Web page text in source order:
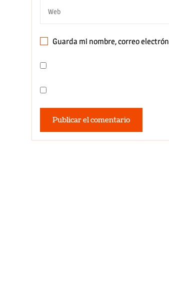
Guarda mi nombre, correo